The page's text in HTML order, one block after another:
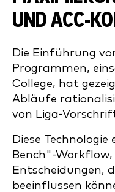
UND ACC-
Die Einführung
Programmen,
College, hat
Abläufe
von Liga-
Diese
Bench"-
Entscheidungen,
beeinflussen